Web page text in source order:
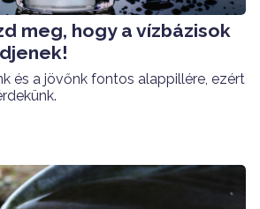
meg, hogy a vízbázisok
és a jövőnk fontos alappillére, ezért